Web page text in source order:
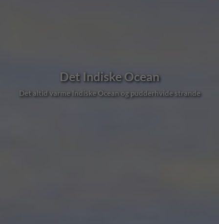
Det Indiske Ocean
Indiske Ocean og pudderhvide strande